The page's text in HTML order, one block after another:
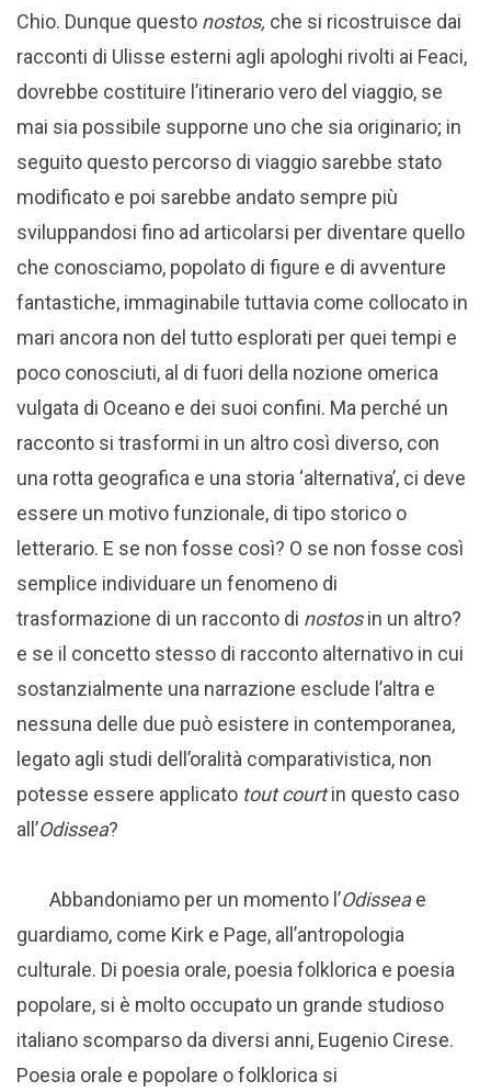
Chio. Dunque questo nostos, che si ricostruisce dai
racconti di Ulisse esterni agli apologhi rivolti ai Feaci,
dovrebbe costituire l’itinerario vero del viaggio, se
mai sia possibile supporne uno che sia originario; in
seguito questo percorso di viaggio sarebbe stato
modificato e poi sarebbe andato sempre più
sviluppandosi fino ad articolarsi per diventare quello
che conosciamo, popolato di figure e di avventure
fantastiche, immaginabile tuttavia come collocato in
mari ancora non del tutto esplorati per quei tempi e
poco conosciuti, al di fuori della nozione omerica
vulgata di Oceano e dei suoi confini. Ma perché un
racconto si trasformi in un altro così diverso, con
una rotta geografica e una storia ‘alternativa’, ci deve
essere un motivo funzionale, di tipo storico o
letterario. E se non fosse così? O se non fosse così
semplice individuare un fenomeno di
trasformazione di un racconto di nostosin un altro?
e se il concetto stesso di racconto alternativo in cui
sostanzialmente una narrazione esclude l’altra e
nessuna delle due può esistere in contemporanea,
legato agli studi dell’oralità comparativistica, non
potesse essere applicato tout courtin questo caso
all’Odissea?
Abbandoniamo per un momento l’Odisseae
guardiamo, come Kirk e Page, all’antropologia
culturale. Di poesia orale, poesia folklorica e poesia
popolare, si è molto occupato un grande studioso
italiano scomparso da diversi anni, Eugenio Cirese.
Poesia orale e popolare o folklorica si